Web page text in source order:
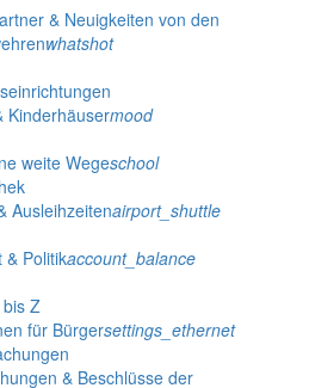
& Neuigkeiten von den
whatshot
Kinderhäusermood
weite Wegeschool
Ausleihzeitenairport_shuttle
& Politikaccount_balance
Z
für Bürgersettings_ethernet
& Beschlüsse der